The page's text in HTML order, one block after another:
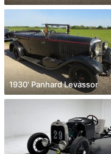
1930' Panhard Levassor